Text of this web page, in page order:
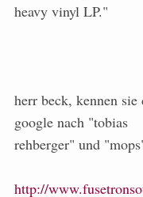
heavy vinyl LP."
herr beck, kennen
google nach "tobias
rehberger" und
http://